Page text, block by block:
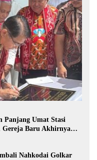
Panjang Umat Stasi
Gereja Baru Akhirnya
Nahkodai Golkar